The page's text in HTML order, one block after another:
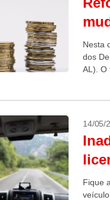
Nesta
dos
AL). O
14/05/
Fique